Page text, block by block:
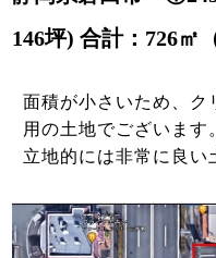
146坪) 合計：726㎡
面積が小さいため、ク
用の土地でございます
立地的には非常に良い